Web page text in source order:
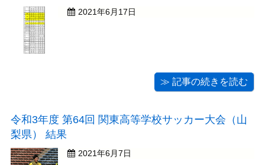
2021年6月17日
≫ 記事の続きを読む
令和3年度 第64回 関東高等学校サッカー大会（山
梨県） 結果
2021年6月7日